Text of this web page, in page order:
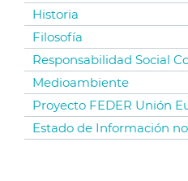
Historia
Filosofía
Responsabilidad Social
Medioambiente
Proyecto FEDER Unión
Estado de Información